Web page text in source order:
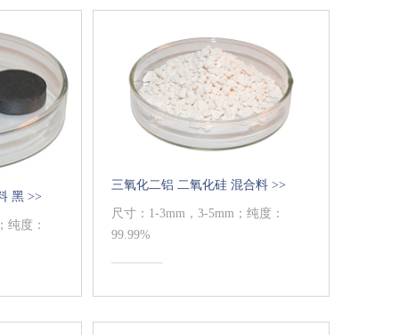
黑 >>
纯度：
三氧化二铝 二氧化硅 混合料 >>
尺寸：1-3mm，3-5mm；纯度：
99.99%